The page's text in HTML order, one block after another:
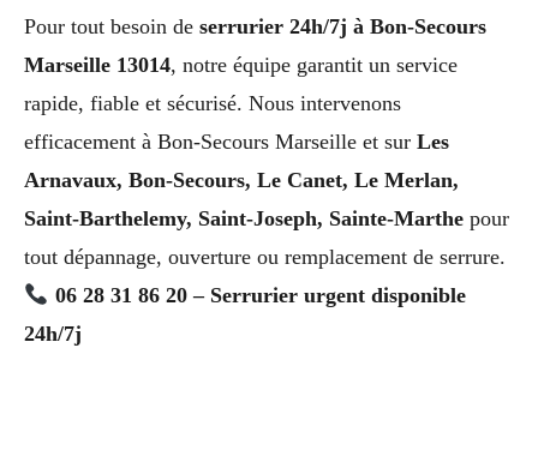
Pour tout besoin de serrurier 24h/7j à Bon-Secours
Marseille 13014, notre équipe garantit un service
rapide, fiable et sécurisé. Nous intervenons
efficacement à Bon-Secours Marseille et sur Les
Arnavaux, Bon-Secours, Le Canet, Le Merlan,
Saint-Barthelemy, Saint-Joseph, Sainte-Marthe pour
tout dépannage, ouverture ou remplacement de serrure.
06 28 31 86 20 – Serrurier urgent disponible
24h/7j